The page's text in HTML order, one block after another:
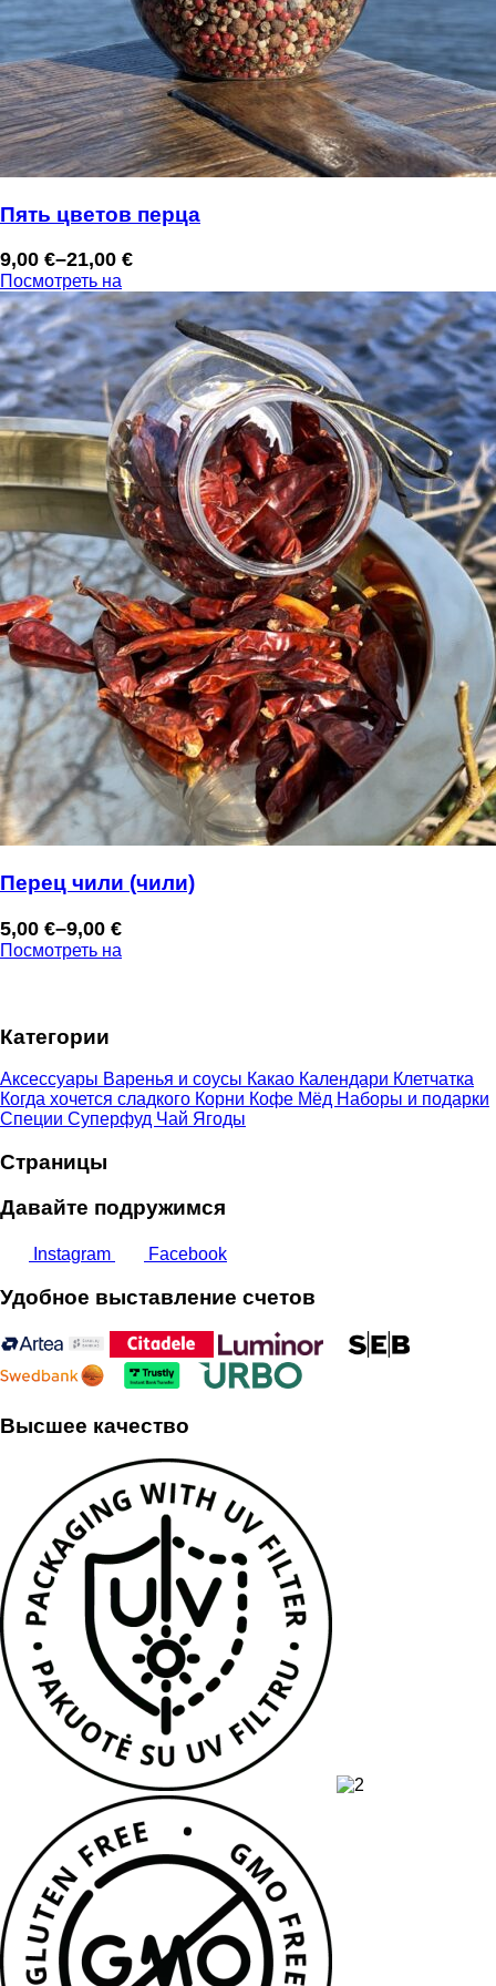
Пять цветов перца
9,00 €–21,00 €
Диапазон
цен:
9,00 €
–
21,00 €
Посмотреть на
Перец чили (чили)
5,00 €–9,00 €
Диапазон
цен:
9,00 €
Посмотреть на
Категории
Аксессуары Варенья и соусы Какао Календари Клетчатка
Когда хочется сладкого Корни Кофе Мёд Наборы и подарки
Специи Суперфуд Чай Ягоды
Страницы
Давайте подружимся
Instagram Facebook
Удобное выставление счетов
Высшее качество